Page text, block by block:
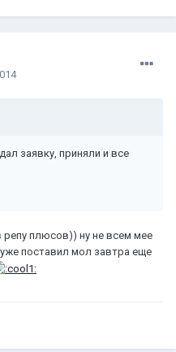
заявку, приняли и все
плюсов)) ну не всем мее
поставил мол завтра еще